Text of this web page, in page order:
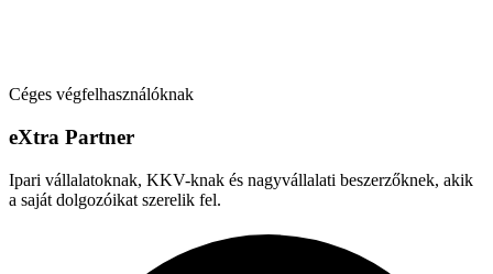
Céges végfelhasználóknak
eXtra Partner
Ipari vállalatoknak, KKV-knak és nagyvállalati beszerzőknek, akik
a saját dolgozóikat szerelik fel.